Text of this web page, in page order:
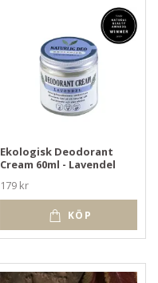
Ekologisk Deodorant
Cream 60ml - Lavendel
179 kr
KÖP